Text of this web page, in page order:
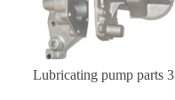
Lubricating pump parts 3